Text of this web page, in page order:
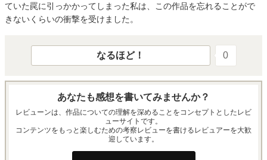
ていた罠に引っかかってしまった私は、この作品を忘れることがで
きないくらいの衝撃を受けました。
なるほど！ 0
あなたも感想を書いてみませんか？
レビューンは、作品についての理解を深めることをコンセプトとしたレビ
ューサイトです。
コンテンツをもっと楽しむための考察レビューを書けるレビュアーを大歓
迎しています。